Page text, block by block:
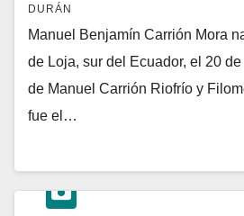
DURÁN
Manuel Benjamín Carrión Mora
de Loja, sur del Ecuador, el 20
de Manuel Carrión Riofrío y
fue el…